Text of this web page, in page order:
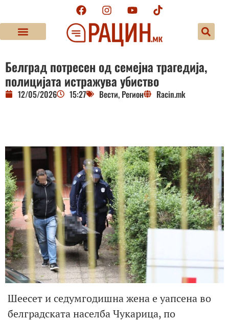
Белград потресен од семејна трагедија,
полицијата истражува убиство
12/05/2026 15:27 Вести, Регион Racin.mk
Шеесет и седумгодишна жена е уапсена во
белградската населба Чукарица, по